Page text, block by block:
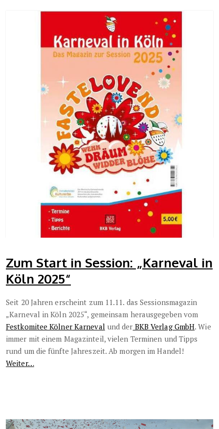
Zum Start in Session: „Karneval in
Köln 2025“
Seit 20 Jahren erscheint zum 11.11. das Sessionsmagazin
„Karneval in Köln 2025“, gemeinsam herausgegeben vom
Festkomitee Kölner Karneval und der BKB Verlag GmbH. Wie
immer mit einem Magazinteil, vielen Terminen und Tipps
rund um die fünfte Jahreszeit. Ab morgen im Handel!
Weiter…